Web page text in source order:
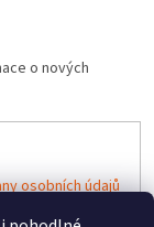
o nových
osobních údajů